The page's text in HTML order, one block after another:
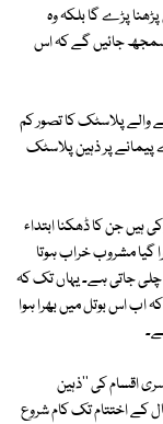
پڑے گا بلکہ وہ
جائیں گے کہ اس
والے پلاسٹک کا تصور کم
پیمانے پر ذہین پلاسٹک
ہیں جن کا ڈھکنا ابتداء
گیا مشروب خراب ہوتا
جاتی ہے۔ یہاں تک کہ
اب اس بوتل میں بھرا ہوا
اقسام کی ''ذہین
کے اختتام تک کام شروع